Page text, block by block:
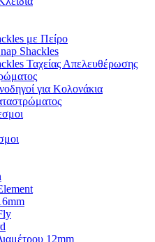
με Πείρο
Shackles
Ταχείας Απελευθέρωσης
για Κολονάκια
12mm